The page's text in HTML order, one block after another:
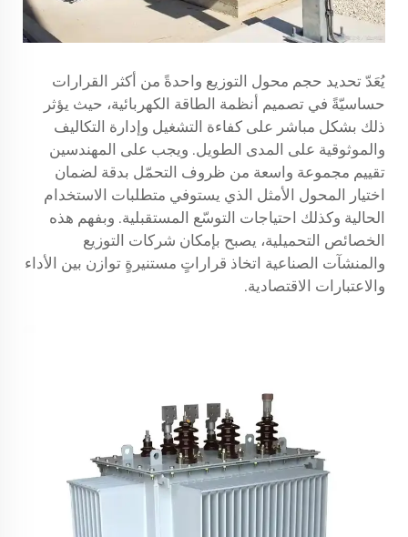
يُعَدّ تحديد حجم محول التوزيع واحدةً من أكثر القرارات
حساسيّةً في تصميم أنظمة الطاقة الكهربائية، حيث يؤثر
ذلك بشكل مباشر على كفاءة التشغيل وإدارة التكاليف
والموثوقية على المدى الطويل. ويجب على المهندسين
تقييم مجموعة واسعة من ظروف التحمّل بدقة لضمان
اختيار المحول الأمثل الذي يستوفي متطلبات الاستخدام
الحالية وكذلك احتياجات التوسّع المستقبلية. وبفهم هذه
الخصائص التحميلية، يصبح بإمكان شركات التوزيع
والمنشآت الصناعية اتخاذ قراراتٍ مستنيرةٍ توازن بين الأداء
والاعتبارات الاقتصادية.